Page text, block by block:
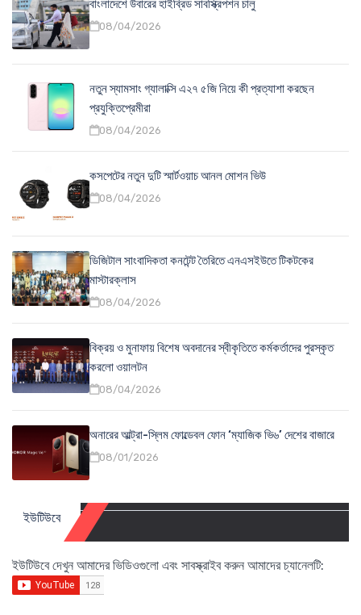
বাংলাদেশে উবারের হাইব্রিড সাবস্ক্রিপশন চালু
08/04/2026
নতুন স্যামসাং গ্যালাক্সি এ২৭ ৫জি নিয়ে কী প্রত্যাশা করছেন
প্রযুক্তিপ্রেমীরা
08/04/2026
কসপেটের নতুন দুটি স্মার্টওয়াচ আনল মোশন ভিউ
08/04/2026
ডিজিটাল সাংবাদিকতা কনটেন্ট তৈরিতে এনএসইউতে টিকটকের
মাস্টারক্লাস
08/04/2026
বিক্রয় ও মুনাফায় বিশেষ অবদানের স্বীকৃতিতে কর্মকর্তাদের পুরস্কৃত
করলো ওয়ালটন
08/04/2026
অনারের আল্ট্রা-স্লিম ফোল্ডেবল ফোন ‘ম্যাজিক ভি৬’ দেশের বাজারে
08/01/2026
ইউটিউবে
ইউটিউবে দেখুন আমাদের ভিডিওগুলো এবং সাবস্ক্রাইব করুন আমাদের চ্যানেলটি: